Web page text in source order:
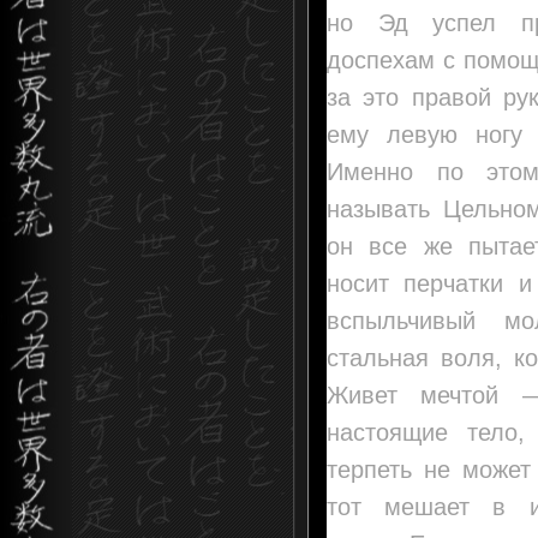
но Эд успел
доспехам с
за это правой
ему левую ногу
Именно по
называть
он все же
носит перчатки
вспыльчивый
стальная воля,
Живет мечтой
настоящие
терпеть не
тот мешает в